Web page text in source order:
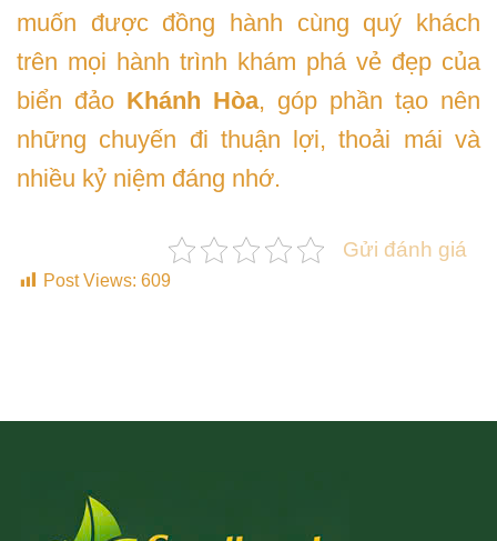
muốn được đồng hành cùng quý khách
trên mọi hành trình khám phá vẻ đẹp của
biển đảo Khánh Hòa, góp phần tạo nên
những chuyến đi thuận lợi, thoải mái và
nhiều kỷ niệm đáng nhớ.
Gửi đánh giá
Post Views: 609